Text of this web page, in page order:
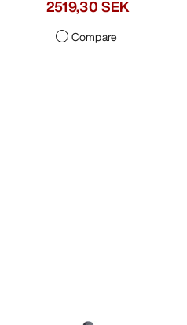
2519,30 SEK
Compare